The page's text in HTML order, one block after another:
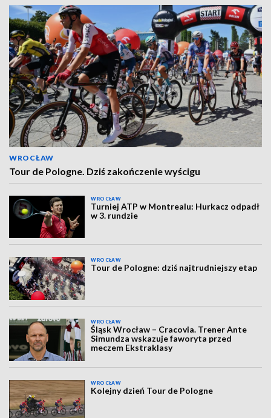
WROCŁAW
Tour de Pologne. Dziś zakończenie wyścigu
WROCŁAW
Turniej ATP w Montrealu: Hurkacz odpadł
w 3. rundzie
WROCŁAW
Tour de Pologne: dziś najtrudniejszy etap
WROCŁAW
Śląsk Wrocław – Cracovia. Trener Ante
Simundza wskazuje faworyta przed
meczem Ekstraklasy
WROCŁAW
Kolejny dzień Tour de Pologne